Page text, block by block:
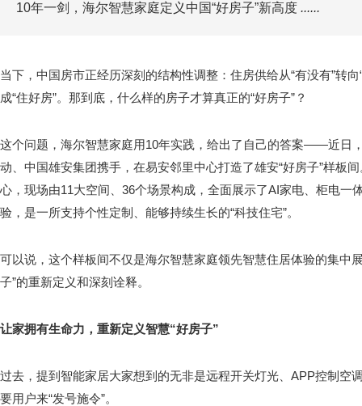
10年一剑，海尔智慧家庭定义中国“好房子”新高度 ......
当下，中国房市正经历深刻的结构性调整：住房供给从“有没有”转向
成“住好房”。那到底，什么样的房子才算真正的“好房子”？
这个问题，海尔智慧家庭用10年实践，给出了自己的答案——近日
动、中国雄安集团携手，在易安邻里中心打造了雄安“好房子”样板间
心，现场由11大空间、36个场景构成，全面展示了AI家电、柜电一
验，是一所支持个性定制、能够持续生长的“科技住宅”。
可以说，这个样板间不仅是海尔智慧家庭领先智慧住居体验的集中
子”的重新定义和深刻诠释。
让家拥有生命力，重新定义智慧“好房子”
过去，提到智能家居大家想到的无非是远程开关灯光、APP控制空
要用户来“发号施令”。